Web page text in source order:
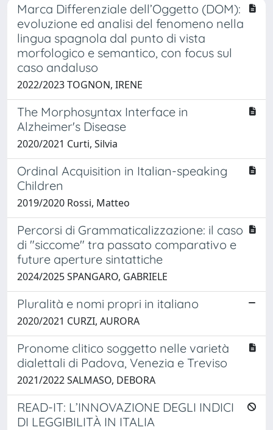
Marca Differenziale dell’Oggetto (DOM):
evoluzione ed analisi del fenomeno nella
lingua spagnola dal punto di vista
morfologico e semantico, con focus sul
caso andaluso
2022/2023 TOGNON, IRENE
The Morphosyntax Interface in
Alzheimer's Disease
2020/2021 Curti, Silvia
Ordinal Acquisition in Italian-speaking
Children
2019/2020 Rossi, Matteo
Percorsi di Grammaticalizzazione: il caso
di "siccome" tra passato comparativo e
future aperture sintattiche
2024/2025 SPANGARO, GABRIELE
Pluralità e nomi propri in italiano
2020/2021 CURZI, AURORA
Pronome clitico soggetto nelle varietà
dialettali di Padova, Venezia e Treviso
2021/2022 SALMASO, DEBORA
READ-IT: L’INNOVAZIONE DEGLI INDICI
DI LEGGIBILITÀ IN ITALIA